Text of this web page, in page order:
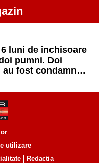
luni de închisoare
pumni. Doi
au fost condamnați
utilizare
Redactia